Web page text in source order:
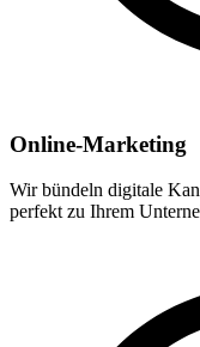
Online-Marketing
Wir bündeln digitale
perfekt zu Ihrem